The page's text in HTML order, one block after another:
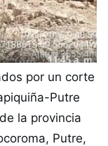
por un corte
Putre
la provincia
Putre,